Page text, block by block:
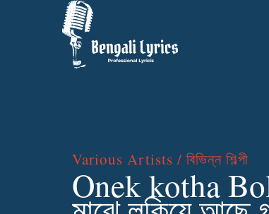
Various Artists / বিভিন্ন শিল্পী
Onek kotha